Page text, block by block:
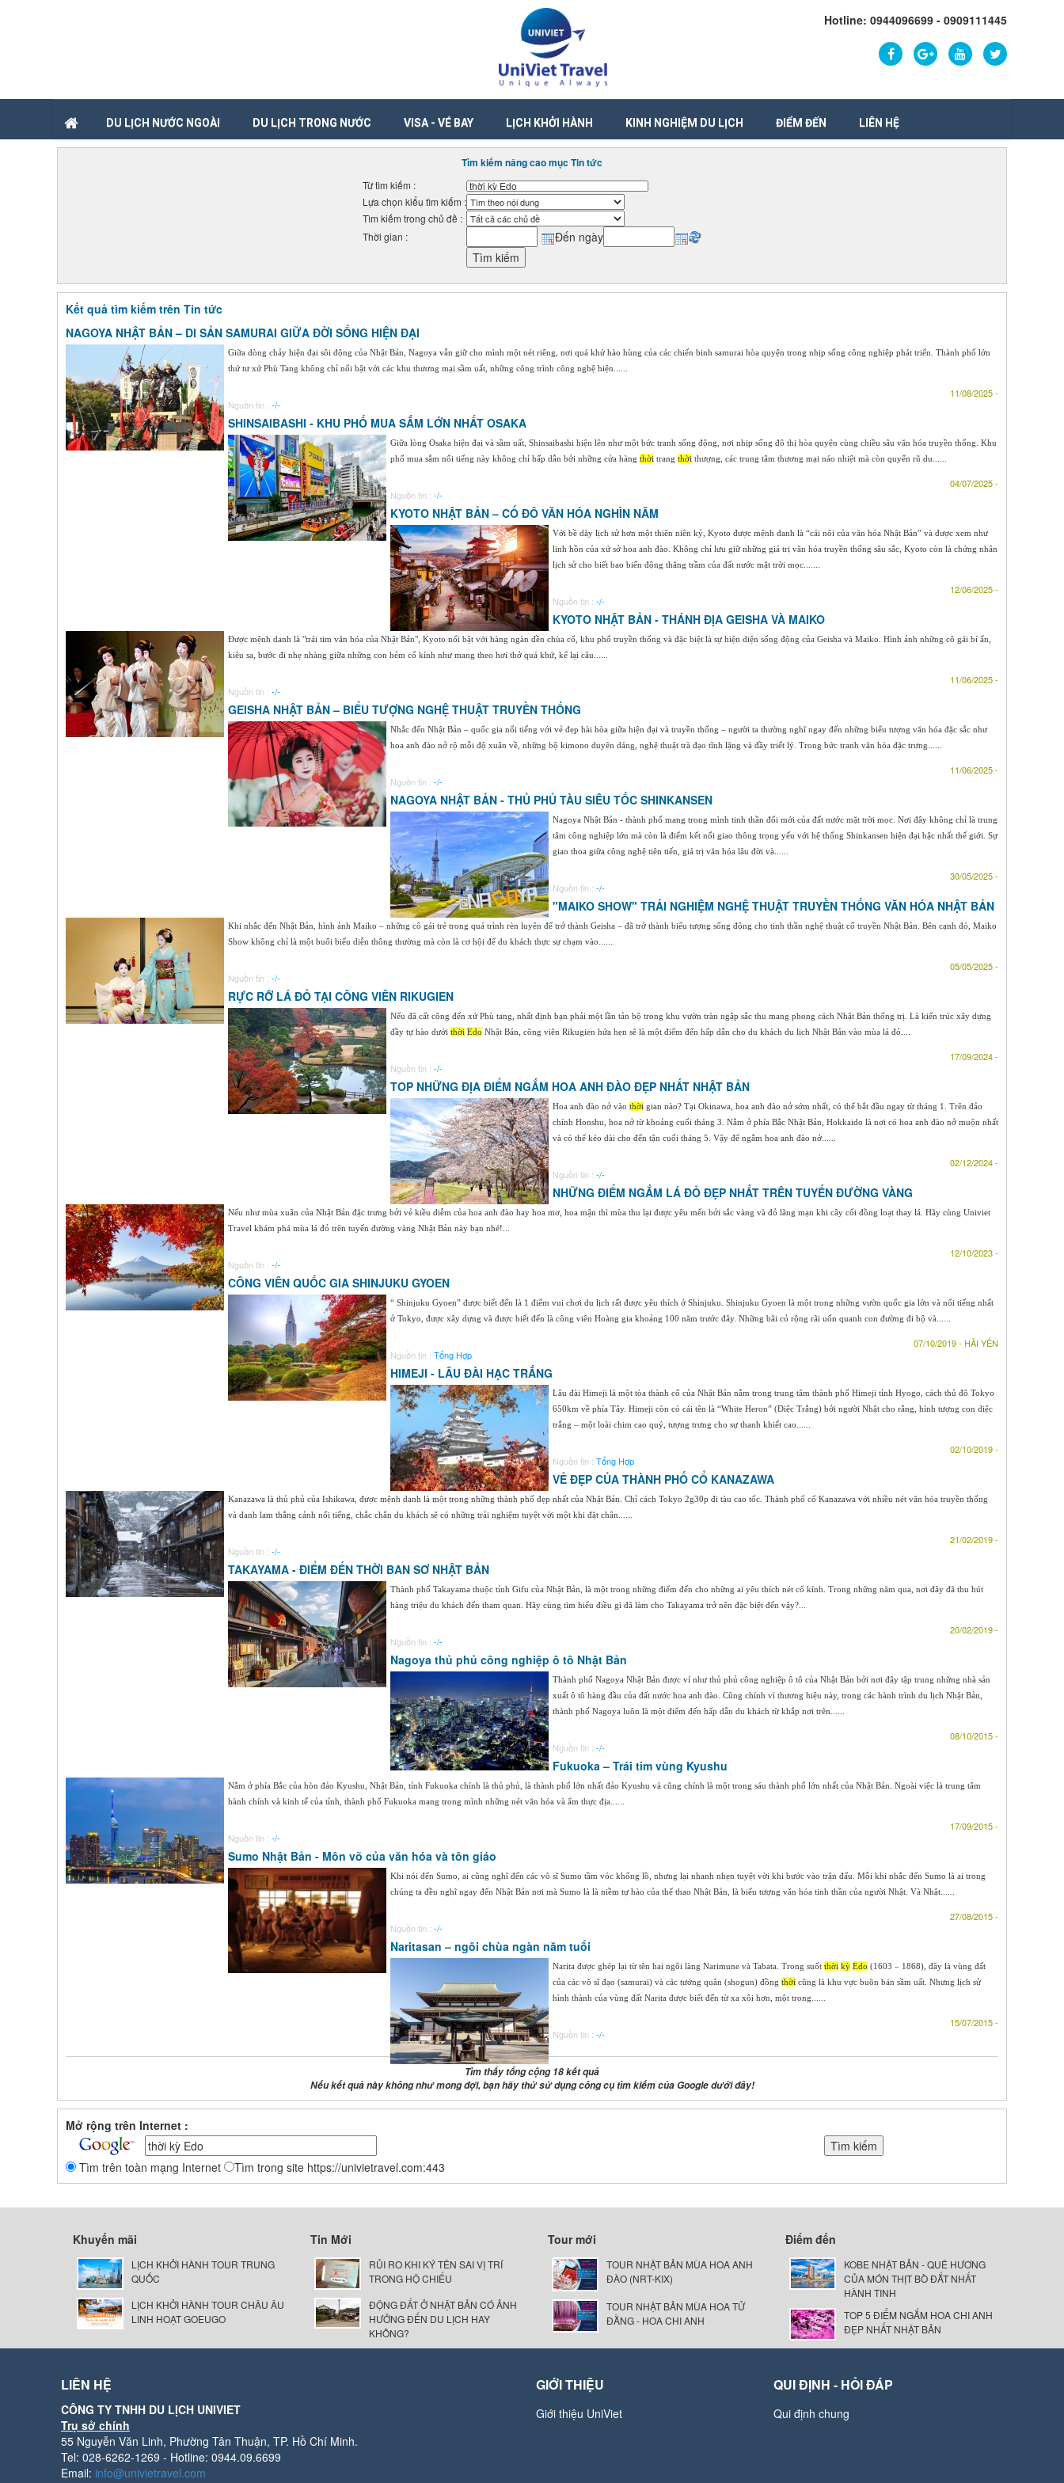
Hotline: 0944096699 - 0909111445
DU LỊCH NƯỚC NGOÀI DU LỊCH TRONG NƯỚC VISA - VÉ BAY LỊCH KHỞI HÀNH KINH NGHIỆM DU LỊCH ĐIỂM ĐẾN LIÊN HỆ
Tìm kiếm nâng cao mục Tin tức
Từ tìm kiếm :
Lựa chọn kiểu tìm kiếm :
Tìm kiếm trong chủ đề :
Thời gian :
Đến ngày
Kết quả tìm kiếm trên Tin tức
NAGOYA NHẬT BẢN – DI SẢN SAMURAI GIỮA ĐỜI SỐNG HIỆN ĐẠI
Giữa dòng chảy hiện đại sôi động của Nhật Bản, Nagoya vẫn giữ cho mình một nét riêng, nơi quá khứ hào hùng của các chiến binh samurai hòa quyện trong nhịp sống công nghiệp phát triển. Thành phố lớn
thứ tư xứ Phù Tang không chỉ nổi bật với các khu thương mại sầm uất, những công trình công nghệ hiện......
11/08/2025 -
Nguồn tin : -/-
SHINSAIBASHI - KHU PHỐ MUA SẮM LỚN NHẤT OSAKA
Giữa lòng Osaka hiện đại và sầm uất, Shinsaibashi hiện lên như một bức tranh sống động, nơi nhịp sống đô thị hòa quyện cùng chiều sâu văn hóa truyền thống. Khu
phố mua sắm nổi tiếng này không chỉ hấp dẫn bởi những cửa hàng thời trang thời thượng, các trung tâm thương mại náo nhiệt mà còn quyến rũ du......
04/07/2025 -
Nguồn tin : -/-
KYOTO NHẬT BẢN – CỐ ĐÔ VĂN HÓA NGHÌN NĂM
Với bề dày lịch sử hơn một thiên niên kỷ, Kyoto được mệnh danh là “cái nôi của văn hóa Nhật Bản” và được xem như
linh hồn của xứ sở hoa anh đào. Không chỉ lưu giữ những giá trị văn hóa truyền thống sâu sắc, Kyoto còn là chứng nhân
lịch sử cho biết bao biến động thăng trầm của đất nước mặt trời mọc.......
12/06/2025 -
Nguồn tin : -/-
KYOTO NHẬT BẢN - THÁNH ĐỊA GEISHA VÀ MAIKO
Được mệnh danh là "trái tim văn hóa của Nhật Bản", Kyoto nổi bật với hàng ngàn đền chùa cổ, khu phố truyền thống và đặc biệt là sự hiện diện sống động của Geisha và Maiko. Hình ảnh những cô gái bí ẩn,
kiêu sa, bước đi nhẹ nhàng giữa những con hẻm cổ kính như mang theo hơi thở quá khứ, kể lại câu......
11/06/2025 -
Nguồn tin : -/-
GEISHA NHẬT BẢN – BIỂU TƯỢNG NGHỆ THUẬT TRUYỀN THỐNG
Nhắc đến Nhật Bản – quốc gia nổi tiếng với vẻ đẹp hài hòa giữa hiện đại và truyền thống – người ta thường nghĩ ngay đến những biểu tượng văn hóa đặc sắc như
hoa anh đào nở rộ mỗi độ xuân về, những bộ kimono duyên dáng, nghệ thuật trà đạo tĩnh lặng và đầy triết lý. Trong bức tranh văn hóa đặc trưng......
11/06/2025 -
Nguồn tin : -/-
NAGOYA NHẬT BẢN - THỦ PHỦ TÀU SIÊU TỐC SHINKANSEN
Nagoya Nhật Bản - thành phố mang trong mình tinh thần đổi mới của đất nước mặt trời mọc. Nơi đây không chỉ là trung
tâm công nghiệp lớn mà còn là điểm kết nối giao thông trọng yếu với hệ thống Shinkansen hiện đại bậc nhất thế giới. Sự
giao thoa giữa công nghệ tiên tiến, giá trị văn hóa lâu đời và......
30/05/2025 -
Nguồn tin : -/-
"MAIKO SHOW" TRẢI NGHIỆM NGHỆ THUẬT TRUYỀN THỐNG VĂN HÓA NHẬT BẢN
Khi nhắc đến Nhật Bản, hình ảnh Maiko – những cô gái trẻ trong quá trình rèn luyện để trở thành Geisha – đã trở thành biểu tượng sống động cho tinh thần nghệ thuật cổ truyền Nhật Bản. Bên cạnh đó, Maiko
Show không chỉ là một buổi biểu diễn thông thường mà còn là cơ hội để du khách thực sự chạm vào......
05/05/2025 -
Nguồn tin : -/-
RỰC RỠ LÁ ĐỎ TẠI CÔNG VIÊN RIKUGIEN
Nếu đã cất công đến xứ Phù tang, nhất định bạn phải một lần tản bộ trong khu vườn tràn ngập sắc thu mang phong cách Nhật Bản thống trị. Là kiến trúc xây dựng
đầy tự hào dưới thời Edo Nhật Bản, công viên Rikugien hứa hẹn sẽ là một điểm đến hấp dẫn cho du khách du lịch Nhật Bản vào mùa lá đỏ....
17/09/2024 -
Nguồn tin : -/-
TOP NHỮNG ĐỊA ĐIỂM NGẮM HOA ANH ĐÀO ĐẸP NHẤT NHẬT BẢN
Hoa anh đào nở vào thời gian nào? Tại Okinawa, hoa anh đào nở sớm nhất, có thể bắt đầu ngay từ tháng 1. Trên đảo
chính Honshu, hoa nở từ khoảng cuối tháng 3. Nằm ở phía Bắc Nhật Bản, Hokkaido là nơi có hoa anh đào nở muộn nhất
và có thể kéo dài cho đến tận cuối tháng 5. Vậy để ngắm hoa anh đào nở......
02/12/2024 -
Nguồn tin : -/-
NHỮNG ĐIỂM NGẮM LÁ ĐỎ ĐẸP NHẤT TRÊN TUYẾN ĐƯỜNG VÀNG
Nếu như mùa xuân của Nhật Bản đặc trưng bởi vẻ kiều diễm của hoa anh đào hay hoa mơ, hoa mận thì mùa thu lại được yêu mến bởi sắc vàng và đỏ lãng mạn khi cây cối đồng loạt thay lá. Hãy cùng Univiet
Travel khám phá mùa lá đỏ trên tuyến đường vàng Nhật Bản này bạn nhé!...
12/10/2023 -
Nguồn tin : -/-
CÔNG VIÊN QUỐC GIA SHINJUKU GYOEN
“ Shinjuku Gyoen” được biết đến là 1 điểm vui chơi du lịch rất được yêu thích ở Shinjuku. Shinjuku Gyoen là một trong những vườn quốc gia lớn và nổi tiếng nhất
ở Tokyo, được xây dựng và được biết đến là công viên Hoàng gia khoảng 100 năm trước đây. Những bãi cỏ rộng rãi uốn quanh con đường đi bộ và......
07/10/2019 - HẢI YẾN
Nguồn tin : Tổng Hợp
HIMEJI - LÂU ĐÀI HẠC TRẮNG
Lâu đài Himeji là một tòa thành cổ của Nhật Bản nằm trong trung tâm thành phố Himeji tỉnh Hyogo, cách thủ đô Tokyo
650km về phía Tây. Himeji còn có cái tên là “White Heron” (Diệc Trắng) bởi người Nhật cho rằng, hình tượng con diệc
trắng – một loài chim cao quý, tượng trưng cho sự thanh khiết cao......
02/10/2019 -
Nguồn tin : Tổng Hợp
VẺ ĐẸP CỦA THÀNH PHỐ CỔ KANAZAWA
Kanazawa là thủ phủ của Ishikawa, được mệnh danh là một trong những thành phố đẹp nhất của Nhật Bản. Chỉ cách Tokyo 2g30p đi tàu cao tốc. Thành phố cổ Kanazawa với nhiều nét văn hóa truyền thống
và danh lam thắng cảnh nổi tiếng, chắc chắn du khách sẽ có những trải nghiệm tuyệt vời một khi đặt chân......
21/02/2019 -
Nguồn tin : -/-
TAKAYAMA - ĐIỂM ĐẾN THỜI BAN SƠ NHẬT BẢN
Thành phố Takayama thuộc tỉnh Gifu của Nhật Bản, là một trong những điểm đến cho những ai yêu thích nét cổ kính. Trong những năm qua, nơi đây đã thu hút
hàng triệu du khách đến tham quan. Hãy cùng tìm hiểu điều gì đã làm cho Takayama trở nên đặc biệt đến vậy?...
20/02/2019 -
Nguồn tin : -/-
Nagoya thủ phủ công nghiệp ô tô Nhật Bản
Thành phố Nagoya Nhật Bản được ví như thủ phủ công nghiệp ô tô của Nhật Bản bởi nơi đây tập trung những nhà sản
xuất ô tô hàng đầu của đất nước hoa anh đào. Cũng chính vì thương hiệu này, trong các hành trình du lịch Nhật Bản,
thành phố Nagoya luôn là một điểm đến hấp dẫn du khách từ khắp nơi trên......
08/10/2015 -
Nguồn tin : -/-
Fukuoka – Trái tim vùng Kyushu
Nằm ở phía Bắc của hòn đảo Kyushu, Nhật Bản, tỉnh Fukuoka chính là thủ phủ, là thành phố lớn nhất đảo Kyushu và cũng chính là một trong sáu thành phố lớn nhất của Nhật Bản. Ngoài việc là trung tâm
hành chính và kinh tế của tỉnh, thành phố Fukuoka mang trong mình những nét văn hóa và ẩm thực địa......
17/09/2015 -
Nguồn tin : -/-
Sumo Nhật Bản - Môn võ của văn hóa và tôn giáo
Khi nói đến Sumo, ai cũng nghĩ đến các võ sĩ Sumo tầm vóc khổng lồ, nhưng lại nhanh nhẹn tuyệt vời khi bước vào trận đấu. Mỗi khi nhắc đến Sumo là ai trong
chúng ta đều nghĩ ngay đến Nhật Bản nơi mà Sumo là là niềm tự hào của thể thao Nhật Bản, là biểu tượng văn hóa tinh thần của người Nhật. Và Nhật......
27/08/2015 -
Nguồn tin : -/-
Naritasan – ngôi chùa ngàn năm tuổi
Narita được ghép lại từ tên hai ngôi làng Narimune và Tabata. Trong suốt thời kỳ Edo (1603 – 1868), đây là vùng đất
của các võ sĩ đạo (samurai) và các tướng quân (shogun) đồng thời cũng là khu vực buôn bán sầm uất. Nhưng lịch sử
hình thành của vùng đất Narita được biết đến từ xa xôi hơn, một trong......
15/07/2015 -
Nguồn tin : -/-
Tìm thấy tổng cộng 18 kết quả
Nếu kết quả này không như mong đợi, bạn hãy thử sử dụng công cụ tìm kiếm của Google dưới đây!
Mở rộng trên Internet :
Tìm trên toàn mạng Internet Tìm trong site https://univietravel.com:443
Khuyến mãi
LỊCH KHỞI HÀNH TOUR TRUNG
QUỐC
LỊCH KHỞI HÀNH TOUR CHÂU ÂU
LINH HOẠT GOEUGO
Tin Mới
RỦI RO KHI KÝ TÊN SAI VỊ TRÍ
TRONG HỘ CHIẾU
ĐỘNG ĐẤT Ở NHẬT BẢN CÓ ẢNH
HƯỞNG ĐẾN DU LỊCH HAY
KHÔNG?
Tour mới
TOUR NHẬT BẢN MÙA HOA ANH
ĐÀO (NRT-KIX)
TOUR NHẬT BẢN MÙA HOA TỬ
ĐẰNG - HOA CHI ANH
Điểm đến
KOBE NHẬT BẢN - QUÊ HƯƠNG
CỦA MÓN THỊT BÒ ĐẮT NHẤT
HÀNH TINH
TOP 5 ĐIỂM NGẮM HOA CHI ANH
ĐẸP NHẤT NHẬT BẢN
LIÊN HỆ
CÔNG TY TNHH DU LỊCH UNIVIET
Trụ sở chính
55 Nguyễn Văn Linh, Phường Tân Thuận, TP. Hồ Chí Minh.
Tel: 028-6262-1269 - Hotline: 0944.09.6699
Email: info@univietravel.com
GIỚI THIỆU
Giới thiệu UniViet
QUI ĐỊNH - HỎI ĐÁP
Qui định chung